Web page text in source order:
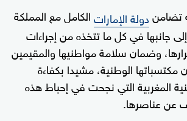
تضامندولة الإماراتالكامل مع المملكة
جانبها في كل ما تتخذه من إجراءات
وضمان سلامة مواطنيها والمقيمين
الوطنية، مشيدا بكفاءة
المغربية التي نجحت في إحباط هذه
عن عناصرها.